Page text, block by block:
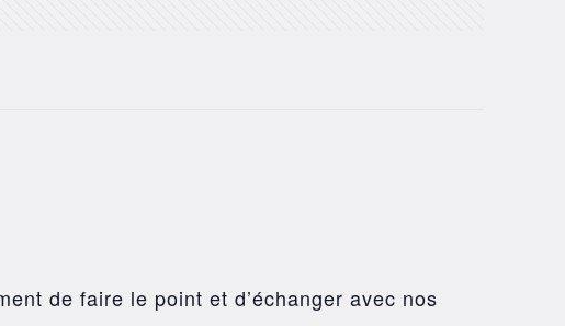
de faire le point et d’échanger avec nos